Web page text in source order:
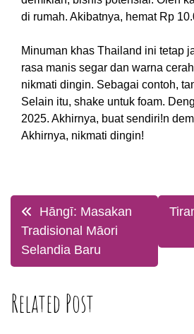
di rumah. Akibatnya, hemat Rp
Minuman khas Thailand ini tetap
rasa manis segar dan warna
nikmati dingin. Sebagai contoh,
Selain itu, shake untuk foam.
2025. Akhirnya, buat sendiri!n
Akhirnya, nikmati dingin!
Post
navigation
Hāngī: Masakan
Tradisional Māori
Selandia Baru
Related Post